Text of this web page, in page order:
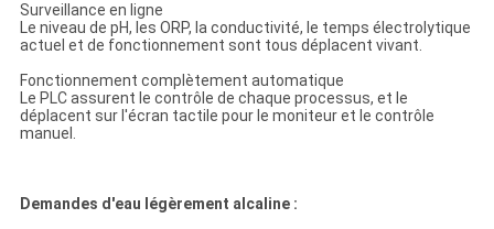
Surveillance en ligne
Le niveau de pH, les ORP, la conductivité, le temps électrolytique
actuel et de fonctionnement sont tous déplacent vivant.
Fonctionnement complètement automatique
Le PLC assurent le contrôle de chaque processus, et le
déplacent sur l'écran tactile pour le moniteur et le contrôle
manuel.
Demandes d'eau légèrement alcaline :